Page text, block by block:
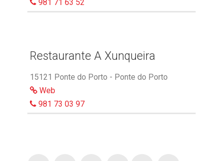
981 71 63 52
Restaurante A Xunqueira
15121 Ponte do Porto - Ponte do Porto
Web
981 73 03 97